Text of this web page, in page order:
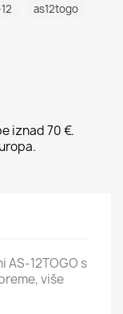
as12togo
iznad 70 €.
AS-12TOGO s
više